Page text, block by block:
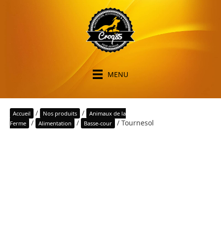
MENU
Accueil / Nos produits /
Animaux de la
Ferme
/ Alimentation / Basse-cour / Tournesol